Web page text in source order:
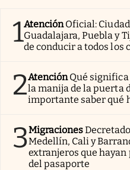
1AtenciónOficial:
Guadalajara, Puebla y
de conducir a todos los
2AtenciónQué
la manija de la puerta
importante saber qué
3Migraciones
Medellín, Cali y
extranjeros que
del pasaporte